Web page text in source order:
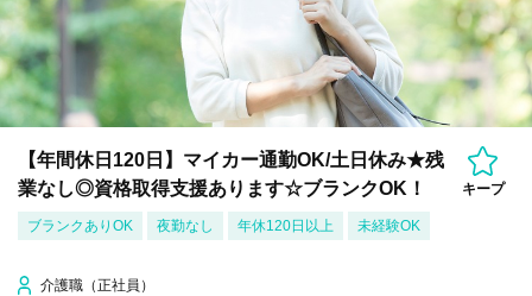
【年間休日120日】マイカー通勤OK/土日休み★残
業なし◎資格取得支援あります☆ブランクOK！
キープ
ブランクありOK 夜勤なし 年休120日以上 未経験OK
介護職（正社員）